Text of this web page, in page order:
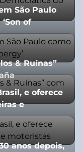
São Paulo
of
& Ruínas”
e oferece
e
anos depois,